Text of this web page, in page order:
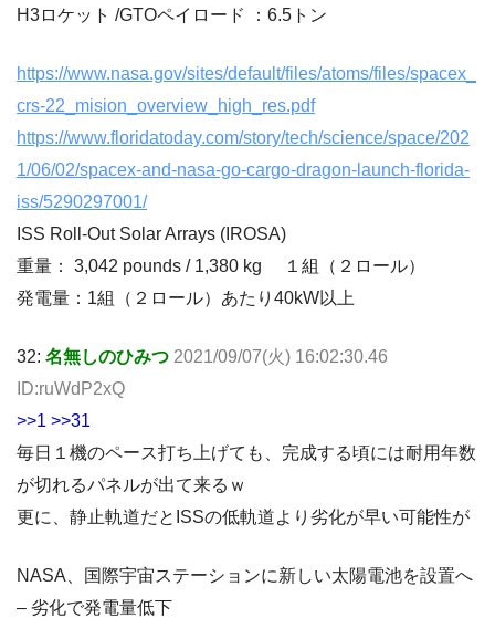
H3ロケット /GTOペイロード ：6.5トン
https://www.nasa.gov/sites/default/files/atoms/files/spacex_
crs-22_mision_overview_high_res.pdf
https://www.floridatoday.com/story/tech/science/space/202
1/06/02/spacex-and-nasa-go-cargo-dragon-launch-florida-
iss/5290297001/
ISS Roll-Out Solar Arrays (IROSA)
重量： 3,042 pounds / 1,380 kg １組（２ロール）
発電量：1組（２ロール）あたり40kW以上
32: 名無しのひみつ 2021/09/07(火) 16:02:30.46
ID:ruWdP2xQ
>>1 >>31
毎日１機のペース打ち上げても、完成する頃には耐用年数
が切れるパネルが出て来るｗ
更に、静止軌道だとISSの低軌道より劣化が早い可能性が
NASA、国際宇宙ステーションに新しい太陽電池を設置へ
– 劣化で発電量低下